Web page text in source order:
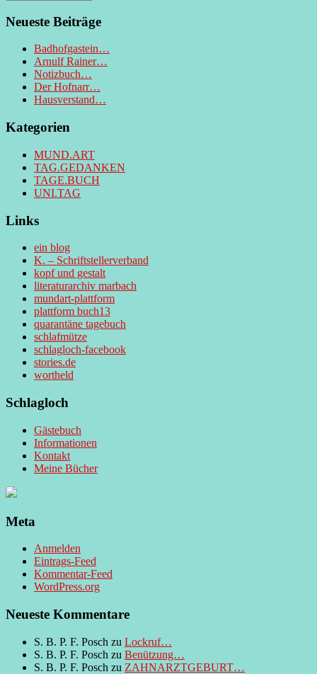
Neueste Beiträge
Badhofgastein…
Arnulf Rainer…
Notizbuch…
Der Hofnarr…
Hausverstand…
Kategorien
MUND.ART
TAG.GEDANKEN
TAGE.BUCH
UNI.TAG
Links
ein blog
K. – Schriftstellerverband
kopf und gestalt
literaturarchiv marbach
mundart-plattform
plattform buch13
quarantäne tagebuch
schlafmütze
schlagloch-facebook
stories.de
wortheld
Schlagloch
Gästebuch
Informationen
Kontakt
Meine Bücher
Meta
Anmelden
Eintrags-Feed
Kommentar-Feed
WordPress.org
Neueste Kommentare
S. B. P. F. Posch zu Lockruf…
S. B. P. F. Posch zu Benützung…
S. B. P. F. Posch zu ZAHNARZTGEBURT…